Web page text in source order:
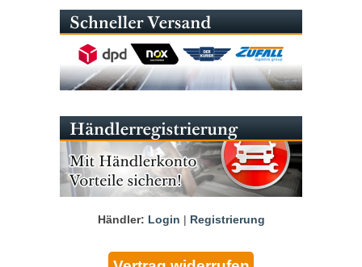
Händler: Login | Registrierung